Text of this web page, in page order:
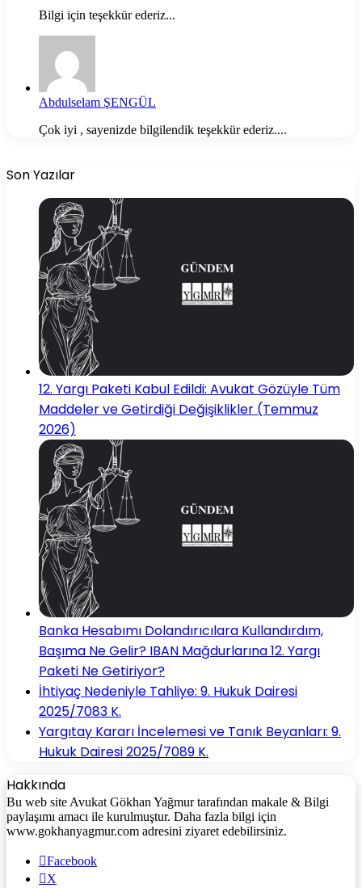
Bilgi için teşekkür ederiz...
Abdulselam ŞENGÜL
Çok iyi , sayenizde bilgilendik teşekkür ederiz....
Son Yazılar
12. Yargı Paketi Kabul Edildi: Avukat Gözüyle Tüm
Maddeler ve Getirdiği Değişiklikler (Temmuz
2026)
Banka Hesabımı Dolandırıcılara Kullandırdım,
Başıma Ne Gelir? IBAN Mağdurlarına 12. Yargı
Paketi Ne Getiriyor?
İhtiyaç Nedeniyle Tahliye: 9. Hukuk Dairesi
2025/7083 K.
Yargıtay Kararı İncelemesi ve Tanık Beyanları: 9.
Hukuk Dairesi 2025/7089 K.
Hakkında
Bu web site Avukat Gökhan Yağmur tarafından makale & Bilgi
paylaşımı amacı ile kurulmuştur. Daha fazla bilgi için
www.gokhanyagmur.com adresini ziyaret edebilirsiniz.
Facebook
X